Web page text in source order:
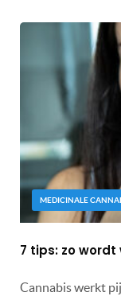
MEDICINALE
7 tips: zo
Cannabis werkt